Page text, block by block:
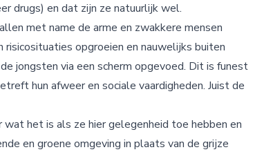
drugs) en dat zijn ze natuurlijk wel.
met name de arme en zwakkere mensen
opgroeien en nauwelijks buiten
jongsten via een scherm opgevoed. Dit is funest
hun afweer en sociale vaardigheden. Juist de
het is als ze hier gelegenheid toe hebben en
en groene omgeving in plaats van de grijze